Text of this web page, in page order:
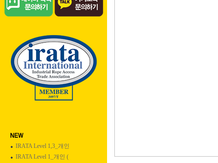
IRATA Level 1,3_개인
IRATA Level 1_개인 (